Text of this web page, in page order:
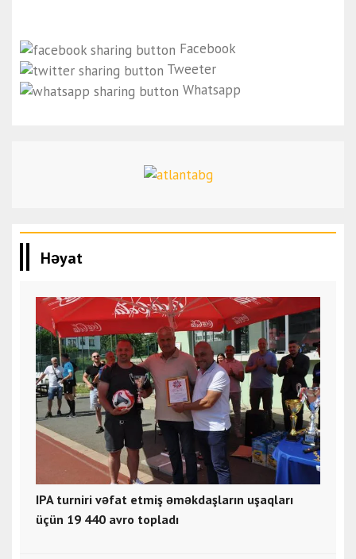
Facebook
Tweeter
Whatsapp
Həyat
IPA turniri vəfat etmiş əməkdaşların uşaqları
üçün 19 440 avro topladı